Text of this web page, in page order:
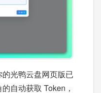
光鸭云盘网页版已
自动获取 Token，